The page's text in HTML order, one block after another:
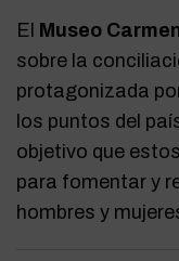
El Museo
sobre la
protagonizada
los puntos del
objetivo que
para fomentar y
hombres y